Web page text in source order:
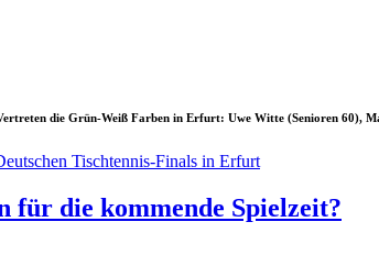
die Grün-Weiß Farben in Erfurt: Uwe Witte (Senioren 60),
Tischtennis-Finals in Erfurt
für die kommende Spielzeit?